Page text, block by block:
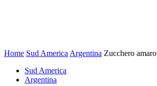
Home Sud America Argentina Zucchero amaro
Sud America
Argentina